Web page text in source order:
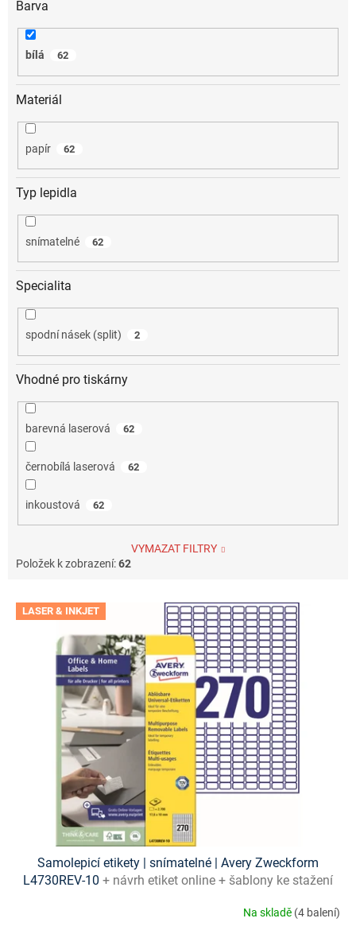
Barva
bílá 62
Materiál
papír 62
Typ lepidla
snímatelné 62
Specialita
spodní násek (split) 2
Vhodné pro tiskárny
barevná laserová 62
černobílá laserová 62
inkoustová 62
VYMAZAT FILTRY
Položek k zobrazení:62
V LASER & INKJET
Samolepicí etikety | snímatelné | Avery Zweckform
L4730REV-10 + návrh etiket online + šablony ke stažení
Na skladě (4 balení)